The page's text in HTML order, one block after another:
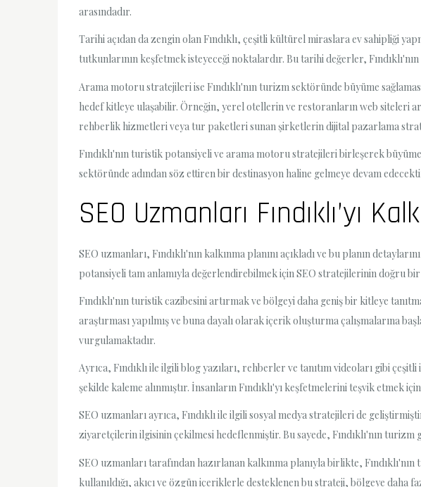
arasındadır.
Tarihi açıdan da zengin olan Fındıklı, çeşitli kültürel miraslara ev sahipliği
tutkunlarının keşfetmek isteyeceği noktalardır. Bu tarihi değerler,
Arama motoru stratejileri ise Fındıklı'nın turizm sektöründe büyüme
hedef kitleye ulaşabilir. Örneğin, yerel otellerin ve restoranların web siteleri
rehberlik hizmetleri veya tur paketleri sunan şirketlerin dijital pazarlama
Fındıklı'nın turistik potansiyeli ve arama motoru stratejileri birleşerek
sektöründe adından söz ettiren bir destinasyon haline gelmeye devam
SEO Uzmanları Fındıklı’yı
SEO uzmanları, Fındıklı'nın kalkınma planını açıkladı ve bu planın
potansiyeli tam anlamıyla değerlendirebilmek için SEO stratejilerinin doğru
Fındıklı'nın turistik cazibesini artırmak ve bölgeyi daha geniş bir kitleye
araştırması yapılmış ve buna dayalı olarak içerik oluşturma çalışmalarına
vurgulamaktadır.
Ayrıca, Fındıklı ile ilgili blog yazıları, rehberler ve tanıtım videoları gibi
şekilde kaleme alınmıştır. İnsanların Fındıklı'yı keşfetmelerini teşvik
SEO uzmanları ayrıca, Fındıklı ile ilgili sosyal medya stratejileri de
ziyaretçilerin ilgisinin çekilmesi hedeflenmiştir. Bu sayede, Fındıklı'nın
SEO uzmanları tarafından hazırlanan kalkınma planıyla birlikte,
kullanıldığı, akıcı ve özgün içeriklerle desteklenen bu strateji, bölgeye daha